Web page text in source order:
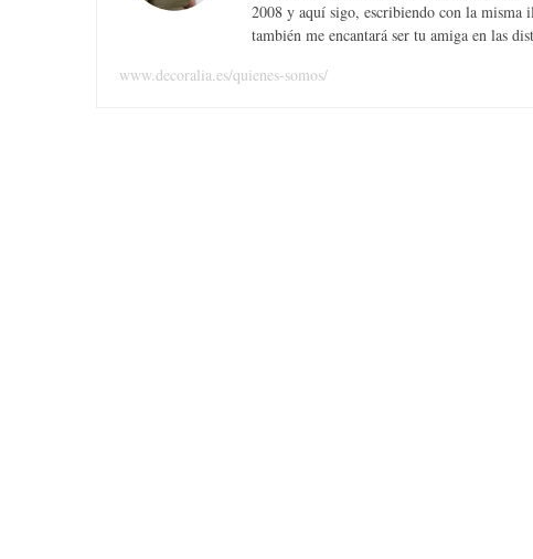
2008 y aquí sigo, escribiendo con la
también me encantará ser tu amiga en las
www.decoralia.es/quienes-somos/